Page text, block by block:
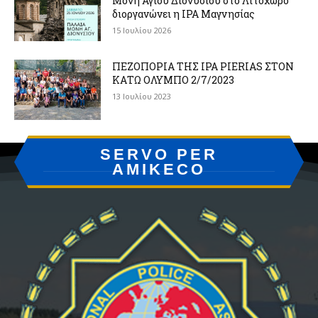
διοργανώνει η IPA Μαγνησίας
15 Ιουλίου 2026
ΠΕΖΟΠΟΡΙΑ ΤΗΣ IPA PIERIAS ΣΤΟΝ
ΚΑΤΩ ΟΛΥΜΠΟ 2/7/2023
13 Ιουλίου 2023
SERVO PER
AMIKECO